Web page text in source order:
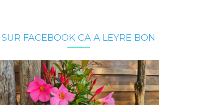
SUR FACEBOOK CA A LEYRE BON